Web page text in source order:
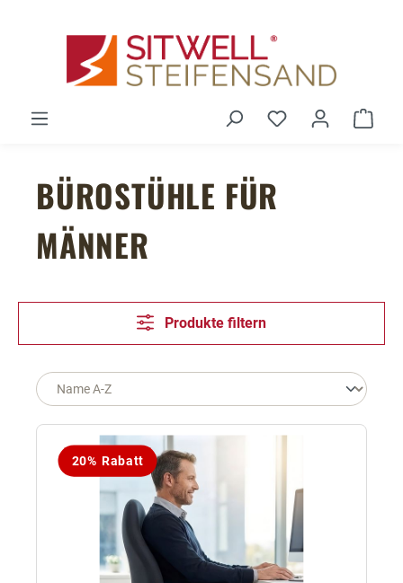
Du hast 0
BÜROSTÜHLE FÜR
MÄNNER
Produkte filtern
20% Rabatt